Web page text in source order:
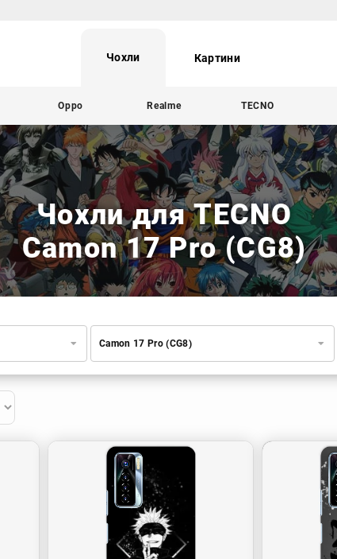
Чохли Картини
Oppo Realme TECNO
Чохли для TECNO
Camon 17 Pro (CG8)
Camon 17 Pro (CG8)